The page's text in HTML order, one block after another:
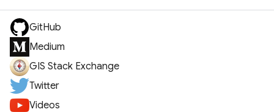
GitHub
Medium
GIS Stack Exchange
Twitter
Videos